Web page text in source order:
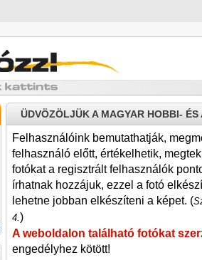
ÜDVÖZÖLJÜK A MAGYAR HOBBI-
Felhasználóink bemutathatják,
felhasználó előtt, értékelhetik,
fotókat a regisztrált felhasználók
írhatnak hozzájuk, ezzel a fotó
lehetne jobban elkészíteni a képet. (
4.)
A weboldalon található fotókat
engedélyhez kötött!